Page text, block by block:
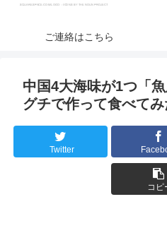
ご連絡はこちら
中国4大海味が1つ「
グチで作って食べてみ
Twitter
コピ